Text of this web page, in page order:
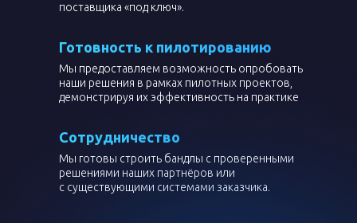
поставщика «под ключ».
Готовность к пилотированию
Мы предоставляем возможность опробовать
наши решения в рамках пилотных проектов,
демонстрируя их эффективность на практике
Сотрудничество
Мы готовы строить бандлы с проверенными
решениями наших партнёров или
с существующими системами заказчика.